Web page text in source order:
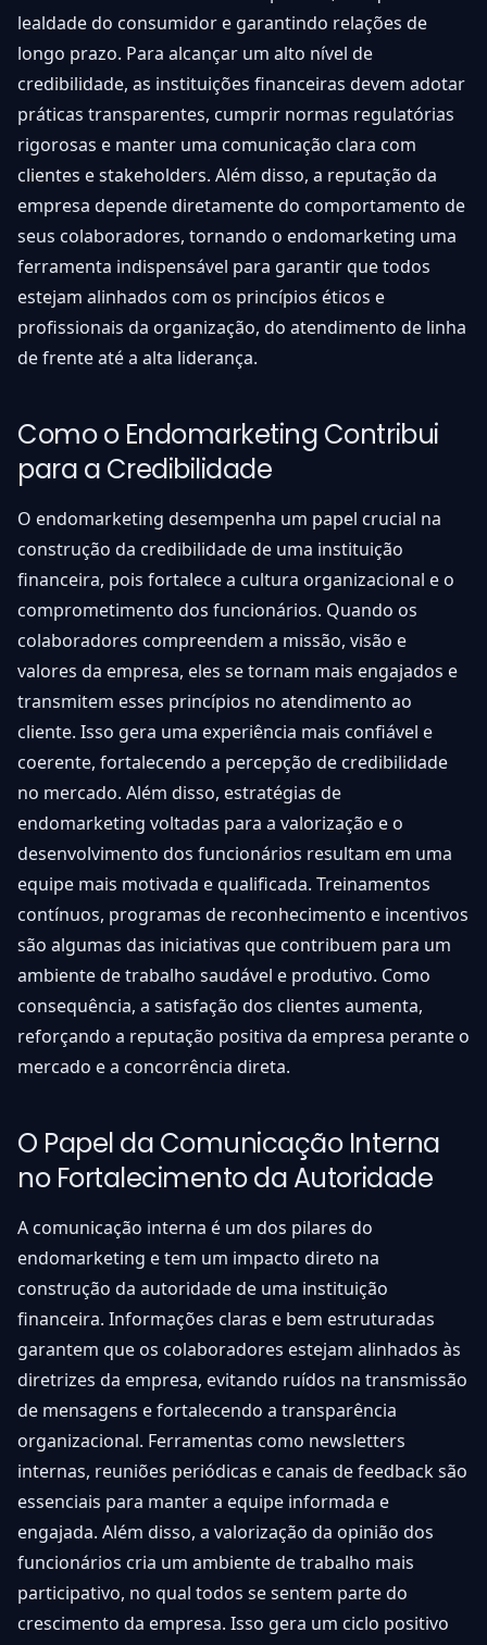
lealdade do consumidor e garantindo relações de
longo prazo. Para alcançar um alto nível de
credibilidade, as instituições financeiras devem adotar
práticas transparentes, cumprir normas regulatórias
rigorosas e manter uma comunicação clara com
clientes e stakeholders. Além disso, a reputação da
empresa depende diretamente do comportamento de
seus colaboradores, tornando o endomarketing uma
ferramenta indispensável para garantir que todos
estejam alinhados com os princípios éticos e
profissionais da organização, do atendimento de linha
de frente até a alta liderança.
Como o Endomarketing Contribui
para a Credibilidade
O endomarketing desempenha um papel crucial na
construção da credibilidade de uma instituição
financeira, pois fortalece a cultura organizacional e o
comprometimento dos funcionários. Quando os
colaboradores compreendem a missão, visão e
valores da empresa, eles se tornam mais engajados e
transmitem esses princípios no atendimento ao
cliente. Isso gera uma experiência mais confiável e
coerente, fortalecendo a percepção de credibilidade
no mercado. Além disso, estratégias de
endomarketing voltadas para a valorização e o
desenvolvimento dos funcionários resultam em uma
equipe mais motivada e qualificada. Treinamentos
contínuos, programas de reconhecimento e incentivos
são algumas das iniciativas que contribuem para um
ambiente de trabalho saudável e produtivo. Como
consequência, a satisfação dos clientes aumenta,
reforçando a reputação positiva da empresa perante o
mercado e a concorrência direta.
O Papel da Comunicação Interna
no Fortalecimento da Autoridade
A comunicação interna é um dos pilares do
endomarketing e tem um impacto direto na
construção da autoridade de uma instituição
financeira. Informações claras e bem estruturadas
garantem que os colaboradores estejam alinhados às
diretrizes da empresa, evitando ruídos na transmissão
de mensagens e fortalecendo a transparência
organizacional. Ferramentas como newsletters
internas, reuniões periódicas e canais de feedback são
essenciais para manter a equipe informada e
engajada. Além disso, a valorização da opinião dos
funcionários cria um ambiente de trabalho mais
participativo, no qual todos se sentem parte do
crescimento da empresa. Isso gera um ciclo positivo